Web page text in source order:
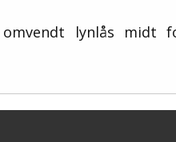
lynlås midt